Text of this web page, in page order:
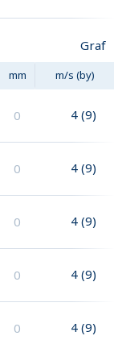
Graf
mm m/s (by)
0 4 (9)
0 4 (9)
0 4 (9)
0 4 (9)
0 4 (9)